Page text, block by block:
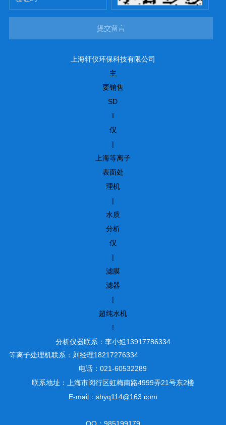
提交留言
上海轩仪环保科技有限公司
主
要销售
SD
I
仪
|
上海等离子
表面处
理机
|
水质
分析
仪
|
滤膜
滤器
|
超纯水机
！
分析仪器联系：李小姐13917786334
等离子处理机联系：刘经理18217276334
电话：021-60532289
联系地址：上海市闵行区虹梅南路4999弄21号东2楼
E-mail：shyq114@163.com